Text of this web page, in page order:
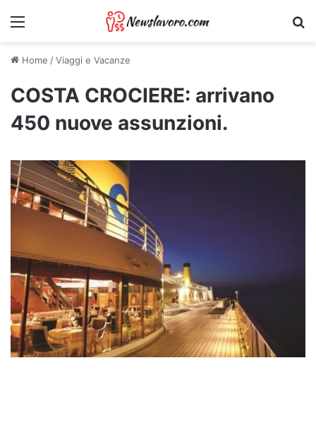
Menu
Home /Viaggi e Vacanze
COSTA CROCIERE: arrivano
450 nuove assunzioni.